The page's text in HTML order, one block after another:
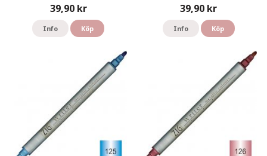
39,90 kr
Info Köp
39,90 kr
Info Köp